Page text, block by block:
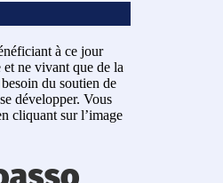
à ce jour
ne vivant que de la
du soutien de
développer. Vous
cliquant sur l’image